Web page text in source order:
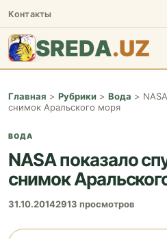
Контакты
SREDA.UZ
Главная > Рубрики > Вода >
снимок Аральского моря
ВОДА
NASA показало
снимок
31.10.20142913 просмотров